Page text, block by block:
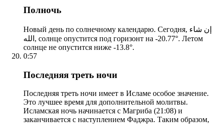
Полночь
Новый день по солнечному календарю. Сегодня, إن شاء
الله, солнце опустится под горизонт на -20.77°. Летом
солнце не опустится ниже -13.8°.
0:57
Последняя треть ночи
Последняя треть ночи имеет в Исламе особое значение.
Это лучшее время для дополнительной молитвы.
Исламская ночь начинается с Магриба (21:08) и
заканчивается с наступлением Фаджра. Таким образом,